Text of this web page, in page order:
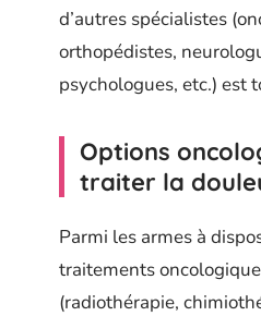
d’autres spécialistes
orthopédistes,
psychologues, etc.) est
Options
traiter la
Parmi les armes à
traitements
(radiothérapie,